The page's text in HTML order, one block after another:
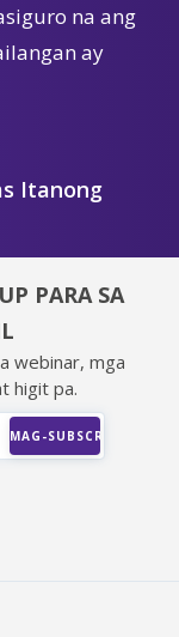
na ang
ay
Itanong
PARA SA
webinar, mga
higit pa.